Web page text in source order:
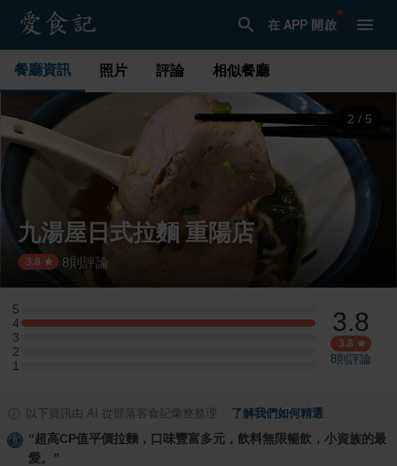
在 APP 開啟
餐廳資訊 照片 評論 相似餐廳
3 / 5
九湯屋日式拉麵 重陽店
3.8 ·8則評論
5
5 星：0 則評論
4
4 星：2 則評論
3
3 星：0 則評論
2
2 星：0 則評論
1
1 星：0 則評論
3.8
3.8
8則評論
以下資訊由 AI 從部落客食記彙整整理 了解我們如何精選
“超高CP值平價拉麵，口味豐富多元，飲料無限暢飲，小資族的最
愛。 ”